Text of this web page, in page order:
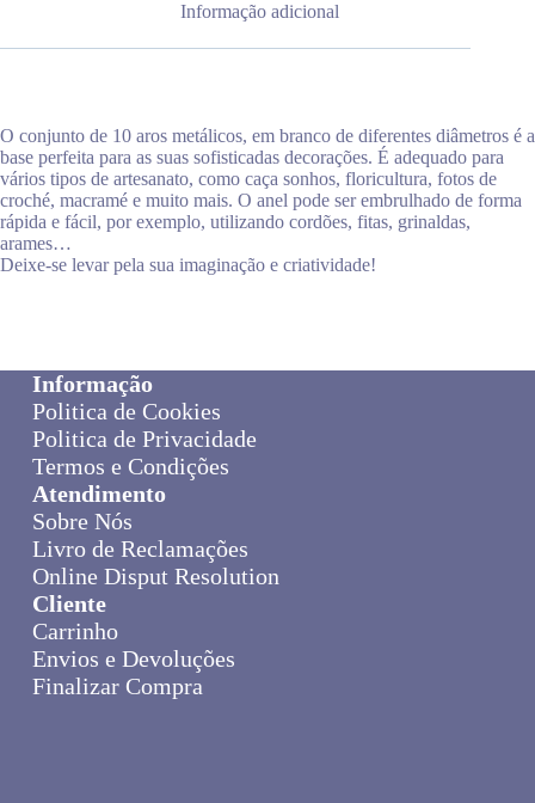
Informação adicional
O conjunto de 10 aros metálicos, em branco de diferentes diâmetros é a
base perfeita para as suas sofisticadas decorações. É adequado para
vários tipos de artesanato, como caça sonhos, floricultura, fotos de
croché, macramé e muito mais. O anel pode ser embrulhado de forma
rápida e fácil, por exemplo, utilizando cordões, fitas, grinaldas,
arames…
Deixe-se levar pela sua imaginação e criatividade!
Informação
Politica de Cookies
Politica de Privacidade
Termos e Condições
Atendimento
Sobre Nós
Livro de Reclamações
Online Disput Resolution
Cliente
Carrinho
Envios e Devoluções
Finalizar Compra